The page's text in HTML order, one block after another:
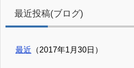
最近投稿(ブログ)
最近 （2017年1月30日）